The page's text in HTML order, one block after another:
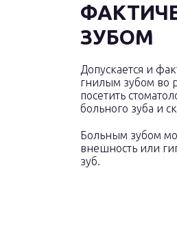
ЗУБОМ
Допускается и
гнилым зубом во
посетить
больного зуба и
Больным зубом
внешность или
зуб.